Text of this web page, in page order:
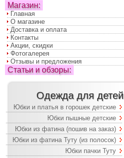
Магазин:
Главная
О магазине
Доставка и оплата
Контакты
Акции, скидки
Фотогалерея
Отзывы и предложения
Статьи и обзоры:
Одежда для детей
Юбки и платья в горошек детские
Юбки пышные детские
Юбки из фатина (пошив на заказ)
Юбки из фатина Туту (из полосок)
Юбки пачки Туту